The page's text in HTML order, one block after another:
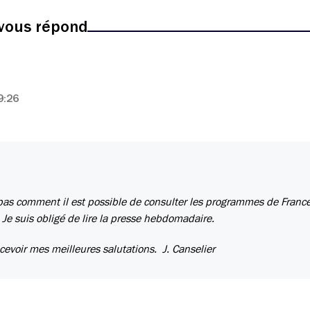
répond
comment il est possible de consulter les programmes de
suis obligé de lire la presse hebdomadaire.
mes meilleures salutations. J. Canselier